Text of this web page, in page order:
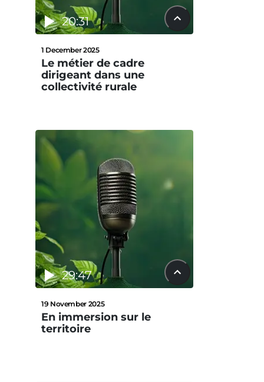
20:31
1 December 2025
Le métier de cadre
dirigeant dans une
collectivité rurale
29:47
19 November 2025
En immersion sur le
territoire